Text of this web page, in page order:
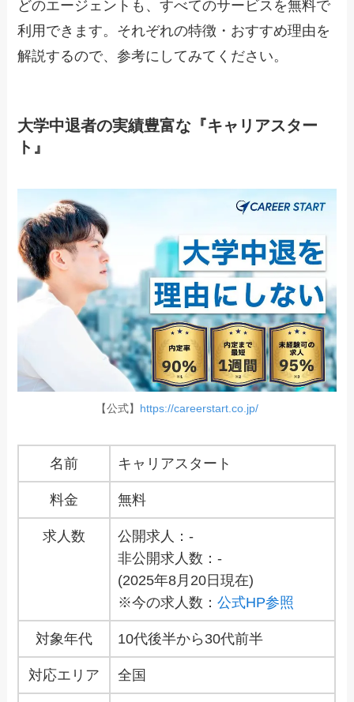
どのエージェントも、すべてのサービスを無料で
利用できます。それぞれの特徴・おすすめ理由を
解説するので、参考にしてみてください。
大学中退者の実績豊富な『キャリアスター
ト』
【公式】 https://careerstart.co.jp/
名前 キャリアスタート
料金 無料
求人数
公開求人：-
非公開求人数：-
(2025年8月20日現在)
※今の求人数：公式HP参照
対象年代 10代後半から30代前半
対応エリア 全国